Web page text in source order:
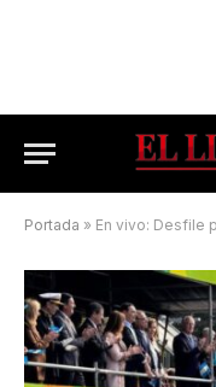
Portada » En vivo: Desfile por